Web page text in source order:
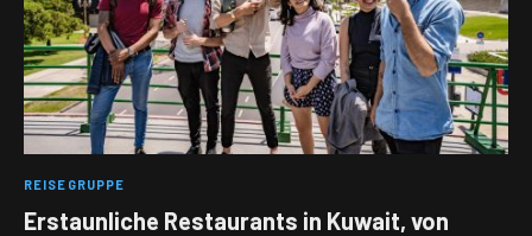
REISEGRUPPE
Erstaunliche Restaurants in Kuwait, von